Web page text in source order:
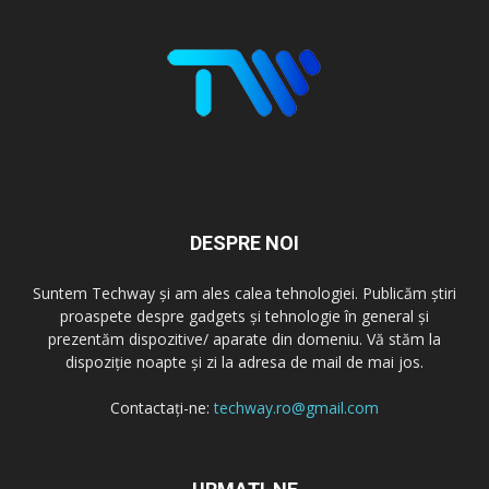
DESPRE NOI
Suntem Techway și am ales calea tehnologiei. Publicăm știri
proaspete despre gadgets și tehnologie în general și
prezentăm dispozitive/ aparate din domeniu. Vă stăm la
dispoziție noapte și zi la adresa de mail de mai jos.
Contactați-ne:techway.ro@gmail.com